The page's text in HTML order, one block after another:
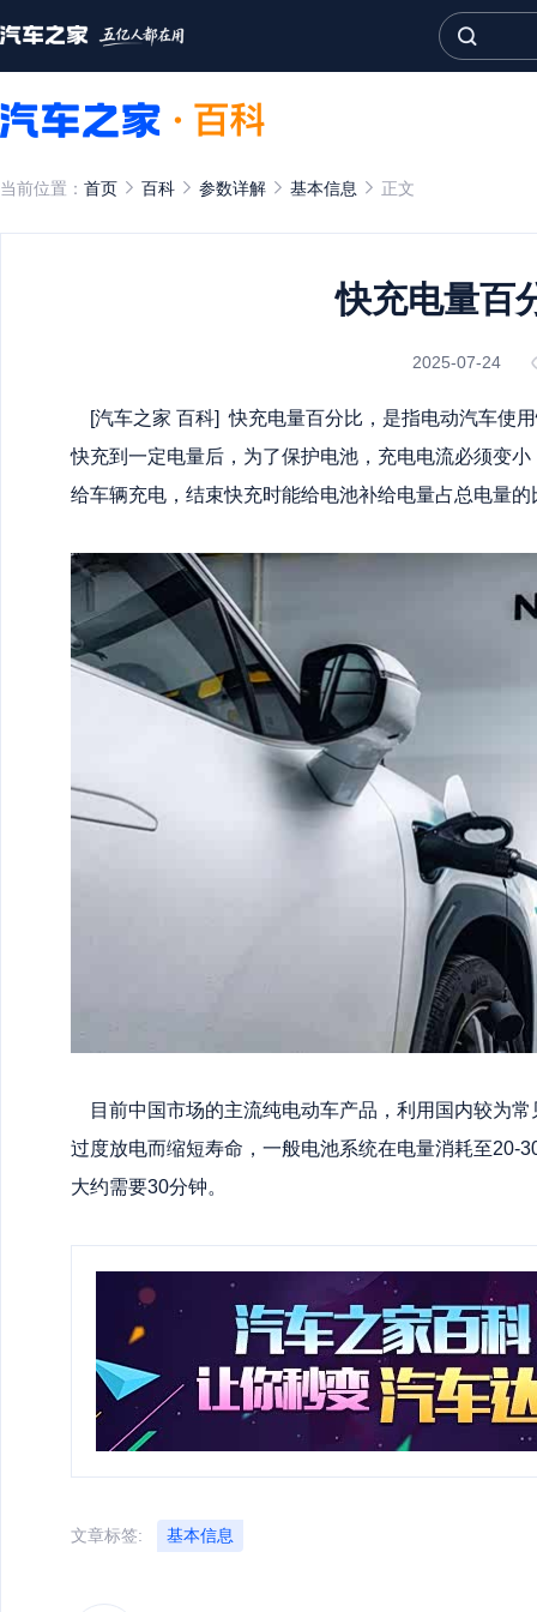
当前位置： 首页 百科 参数详解 基本信息 正文
快充电量百
2025-07-24
[汽车之家 百科] 快充电量百分比，是指电动汽车使
快充到一定电量后，为了保护电池，充电电流必须变
给车辆充电，结束快充时能给电池补给电量占总电量的
目前中国市场的主流纯电动车产品，利用国内较为
过度放电而缩短寿命，一般电池系统在电量消耗至20-
大约需要30分钟。
文章标签: 基本信息